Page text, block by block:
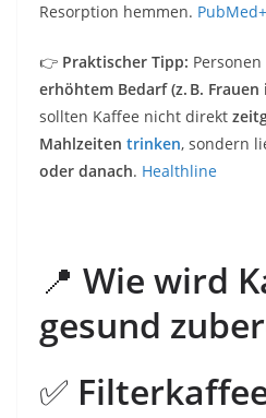
Resorption hemmen. PubMed
👉 Praktischer Tipp:
erhöhtem Bedarf (z. B.
sollten Kaffee nicht direkt
Mahlzeiten trinken, sondern
oder danach. Healthline
📍 Wie wird
gesund
✅